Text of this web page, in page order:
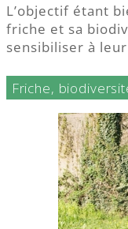
L’objectif étant
friche et sa
sensibiliser à
Friche,